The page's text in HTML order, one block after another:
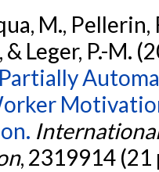
M., Pellerin,
& Leger, P.-M.
, 2319914 (21